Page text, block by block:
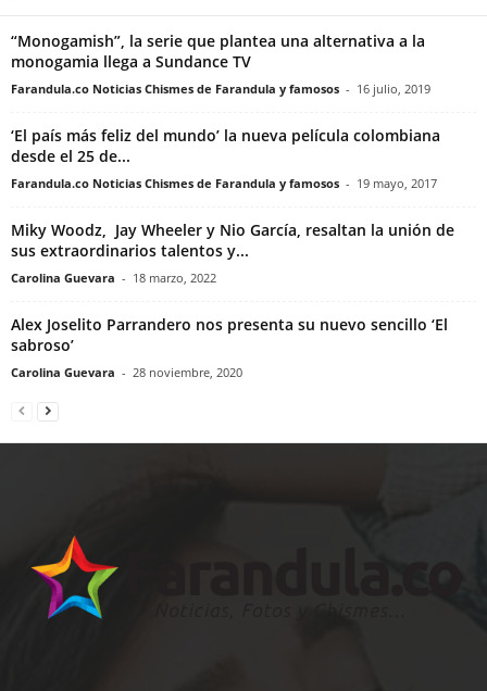
“Monogamish”, la serie que plantea una alternativa a la
monogamia llega a Sundance TV
Farandula.co Noticias Chismes de Farandula y famosos - 16 julio, 2019
‘El país más feliz del mundo’ la nueva película colombiana
desde el 25 de...
Farandula.co Noticias Chismes de Farandula y famosos - 19 mayo, 2017
Miky Woodz, Jay Wheeler y Nio García, resaltan la unión de
sus extraordinarios talentos y...
Carolina Guevara - 18 marzo, 2022
Alex Joselito Parrandero nos presenta su nuevo sencillo ‘El
sabroso’
Carolina Guevara - 28 noviembre, 2020